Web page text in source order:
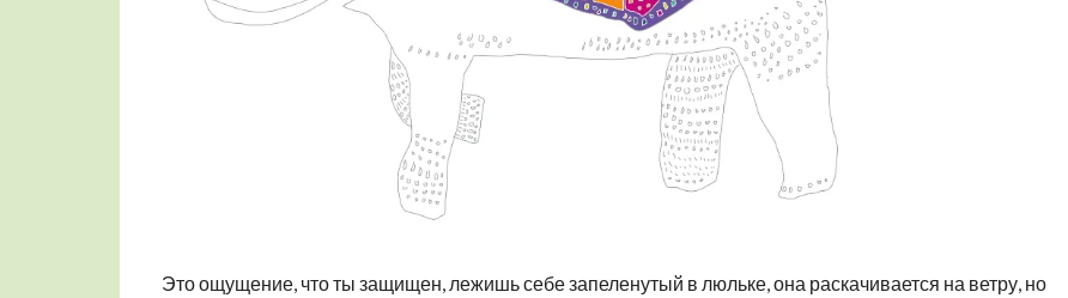
Это ощущение, что ты защищен, лежишь себе запеленутый в люльке, она раскачивается на ветру, но